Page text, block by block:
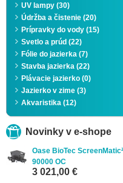
UV lampy (30)
Údržba a čistenie (20)
Prípravky do vody (15)
Svetlo a prúd (22)
Fólie do jazierka (7)
Stavba jazierka (22)
Plávacie jazierko (0)
Jazierko v zime (3)
Akvaristika (12)
Novinky v e-shope
Oase BioTec
90000 OC
3 021,00 €